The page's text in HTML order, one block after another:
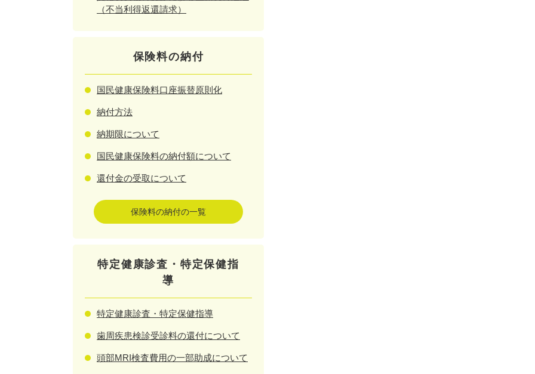
（不当利得返還請求）
保険料の納付
国民健康保険料口座振替原則化
納付方法
納期限について
国民健康保険料の納付額について
還付金の受取について
保険料の納付の一覧
特定健康診査・特定保健指
導
特定健康診査・特定保健指導
歯周疾患検診受診料の還付について
頭部MRI検査費用の一部助成について